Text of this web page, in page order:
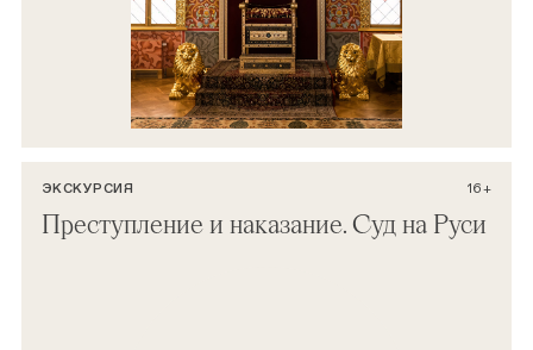
ЭКСКУРСИЯ 16+
Преступление и наказание. Суд на Руси